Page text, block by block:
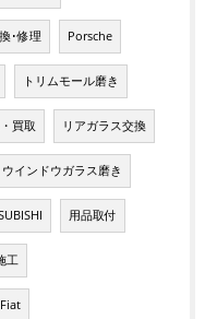
･修理 Porsche
トリムモール磨き
買取 リアガラス交換
ウインドウガラス磨き
用品取付
工
Fiat